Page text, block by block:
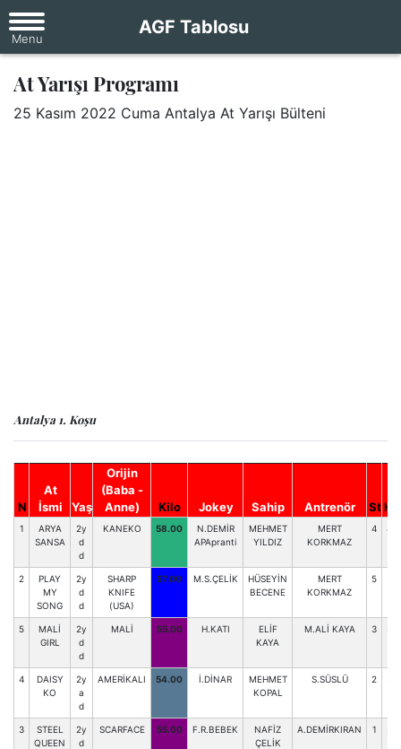
AGF Tablosu
At Yarışı Programı
25 Kasım 2022 Cuma Antalya At Yarışı Bülteni
Antalya 1. Koşu
N
At
İsmi
Yaş
Orijin
(Baba -
Anne)
Kilo Jokey Sahip Antrenör St HK
1
ARYA
SANSA
2y
d
d
KANEKO 58.00
N.DEMİR
APApranti
MEHMET
YILDIZ
MERT
KORKMAZ
4 43
2
PLAY
MY
SONG
2y
d
d
SHARP
KNIFE
(USA)
57.00 M.S.ÇELİK
HÜSEYİN
BECENE
MERT
KORKMAZ
5
5
MALİ
GIRL
2y
d
d
MALİ 55.00 H.KATI
ELİF
KAYA
M.ALİ KAYA 3 33
4
DAISY
KO
2y
a
d
AMERİKALI 54.00 İ.DİNAR
MEHMET
KOPAL
S.SÜSLÜ 2 32
3
STEEL
QUEEN
2y
d
SCARFACE 55.00 F.R.BEBEK
NAFİZ
ÇELİK
A.DEMİRKIRAN 1 35